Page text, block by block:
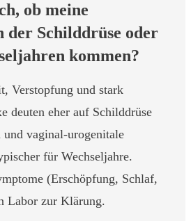
ob meine
der Schilddrüse oder
kommen?
Verstopfung und stark
deuten eher auf Schilddrüse
vaginal-urogenitale
für Wechseljahre.
(Erschöpfung, Schlaf,
Labor zur Klärung.